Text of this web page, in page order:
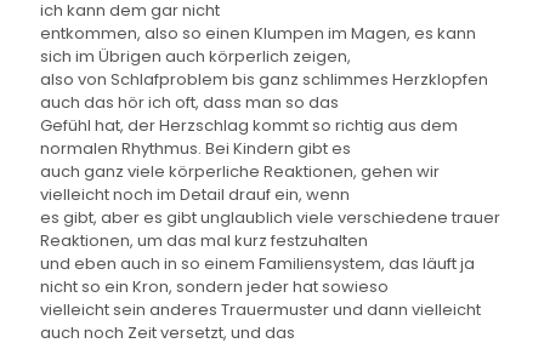
ich kann dem gar nicht
entkommen, also so einen Klumpen im Magen, es kann
sich im Übrigen auch körperlich zeigen,
also von Schlafproblem bis ganz schlimmes Herzklopfen
auch das hör ich oft, dass man so das
Gefühl hat, der Herzschlag kommt so richtig aus dem
normalen Rhythmus. Bei Kindern gibt es
auch ganz viele körperliche Reaktionen, gehen wir
vielleicht noch im Detail drauf ein, wenn
es gibt, aber es gibt unglaublich viele verschiedene trauer
Reaktionen, um das mal kurz festzuhalten
und eben auch in so einem Familiensystem, das läuft ja
nicht so ein Kron, sondern jeder hat sowieso
vielleicht sein anderes Trauermuster und dann vielleicht
auch noch Zeit versetzt, und das